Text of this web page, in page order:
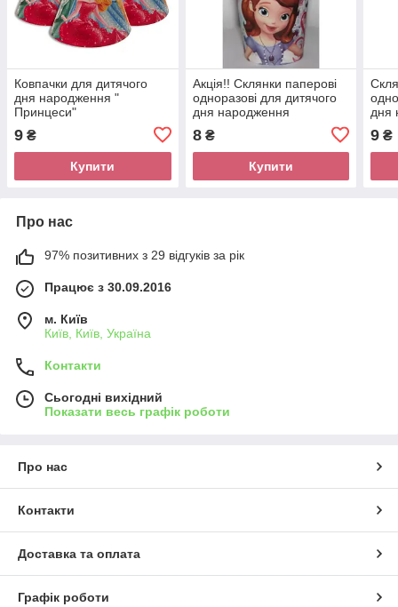
Ковпачки для дитячого
дня народження "
Принцеси"
9 ₴
Купити
Акція!! Склянки паперові
одноразові для дитячого
дня народження
8₴
Купити
дня
9 ₴
Про нас
97% позитивних з 29 відгуків за рік
Працює з 30.09.2016
м. Київ
Київ, Київ, Україна
Контакти
Сьогодні вихідний
Показати весь графік роботи
Про нас
Контакти
Доставка та оплата
Графік роботи